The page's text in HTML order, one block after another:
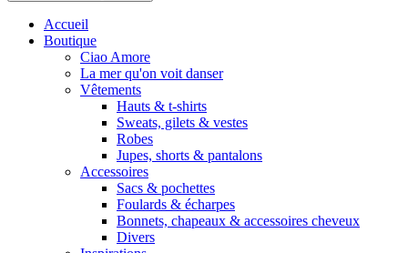
Accueil
Boutique
Ciao Amore
La mer qu'on voit danser
Vêtements
Hauts & t-shirts
Sweats, gilets & vestes
Robes
Jupes, shorts & pantalons
Accessoires
Sacs & pochettes
Foulards & écharpes
Bonnets, chapeaux & accessoires cheveux
Divers